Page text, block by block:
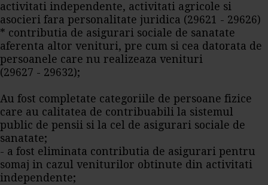
activitati independente, activitati agricole si
asocieri fara personalitate juridica (29621 - 29626)
* contributia de asigurari sociale de sanatate
aferenta altor venituri, pre cum si cea datorata de
persoanele care nu realizeaza venituri
(29627 - 29632);
Au fost completate categoriile de persoane fizice
care au calitatea de contribuabili la sistemul
public de pensii si la cel de asigurari sociale de
sanatate;
- a fost eliminata contributia de asigurari pentru
somaj in cazul veniturilor obtinute din activitati
independente;